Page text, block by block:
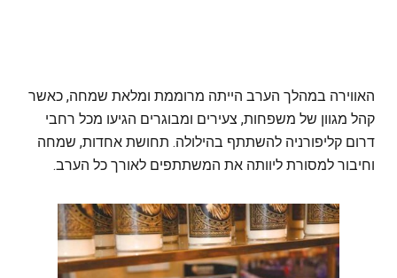
האווירה במהלך הערב הייתה מרוממת ומלאת שמחה, כאשר
קהל מגוון של משפחות, צעירים ומבוגרים הגיעו מכל רחבי
דרום קליפורניה להשתתף בהילולה. תחושת אחדות, שמחה
וחיבור למסורת ליוותה את המשתתפים לאורך כל הערב.